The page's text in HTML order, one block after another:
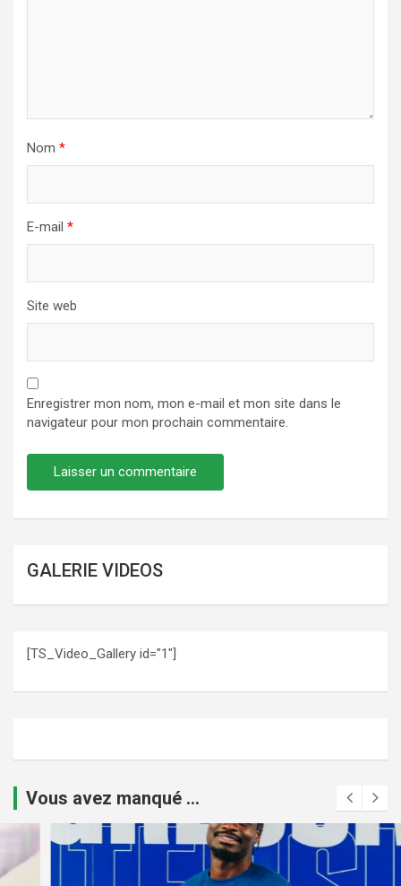
Nom *
E-mail *
Site web
Enregistrer mon nom, mon e-mail et mon site dans le
navigateur pour mon prochain commentaire.
GALERIE VIDEOS
[TS_Video_Gallery id="1"]
Vous avez manqué ...